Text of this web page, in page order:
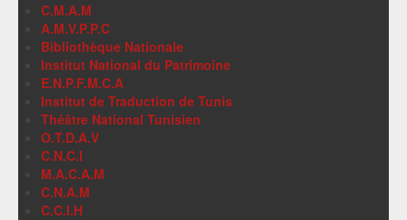
C.M.A.M
A.M.V.P.P.C
Bibliothèque Nationale
Institut National du Patrimoine
E.N.P.F.M.C.A
Institut de Traduction de Tunis
Théâtre National Tunisien
O.T.D.A.V
C.N.C.I
M.A.C.A.M
C.N.A.M
C.C.I.H